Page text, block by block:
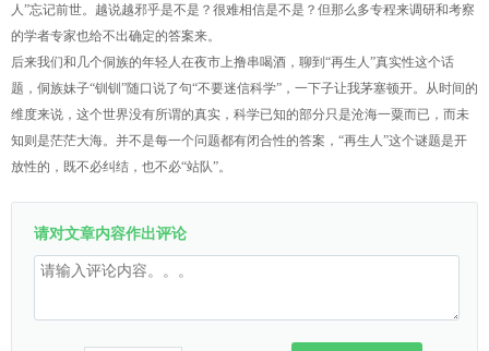
人”忘记前世。越说越邪乎是不是？很难相信是不是？但那么多专程来调研和考察
的学者专家也给不出确定的答案来。
后来我们和几个侗族的年轻人在夜市上撸串喝酒，聊到“再生人”真实性这个话
题，侗族妹子“钏钏”随口说了句“不要迷信科学”，一下子让我茅塞顿开。从时间的
维度来说，这个世界没有所谓的真实，科学已知的部分只是沧海一粟而已，而未
知则是茫茫大海。并不是每一个问题都有闭合性的答案，“再生人”这个谜题是开
放性的，既不必纠结，也不必“站队”。
请对文章内容作出评论